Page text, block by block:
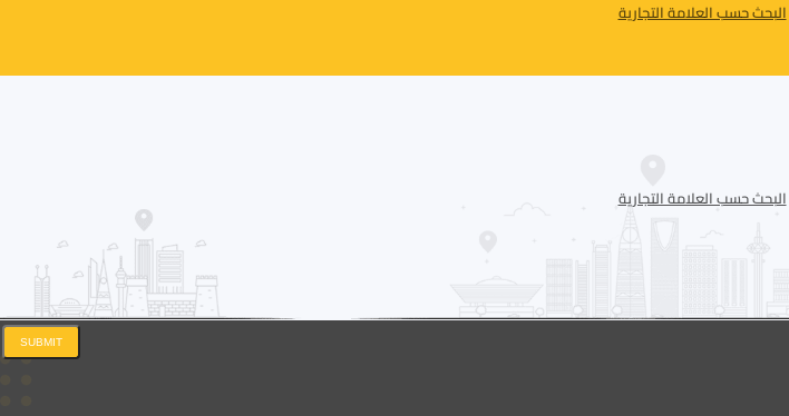
البحث حسب العلامة التجارية
البحث حسب العلامة التجارية
SUBMIT